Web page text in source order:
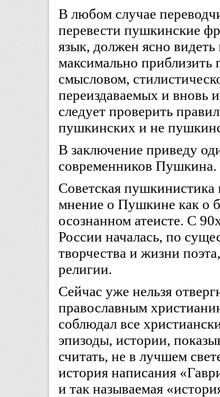
В любом случае
перевести пушкинские
язык, должен ясно
максимально приблизить
смысловом,
переиздаваемых и вновь
следует проверить
пушкинских и не
В заключение приведу
современников Пушкина.
Советская
мнение о Пушкине как о
осознанном атеисте. С
России началась, по
творчества и жизни
религии.
Сейчас уже нельзя
православным
соблюдал все
эпизоды, истории,
считать, не в лучшем
история написания
и так называемая